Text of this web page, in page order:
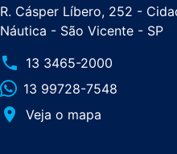
R. Cásper Líbero, 252 -
Náutica - São Vicente - SP
phone 13 3465-2000
13 99728-7548
place Veja o mapa